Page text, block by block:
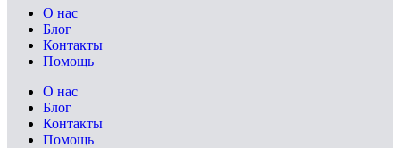
О нас
Блог
Контакты
Помощь
О нас
Блог
Контакты
Помощь